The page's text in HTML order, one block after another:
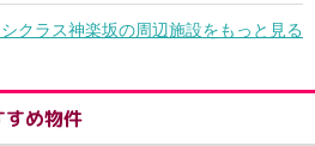
クラス神楽坂の周辺施設をもっと見る
すめ物件